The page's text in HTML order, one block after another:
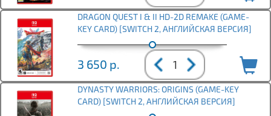
DRAGON QUEST I & II HD-2D REMAKE (GAME-
KEY CARD) [SWITCH 2, АНГЛИЙСКАЯ ВЕРСИЯ]
3 650 р.
DYNASTY WARRIORS: ORIGINS (GAME-KEY
CARD) [SWITCH 2, АНГЛИЙСКАЯ ВЕРСИЯ]